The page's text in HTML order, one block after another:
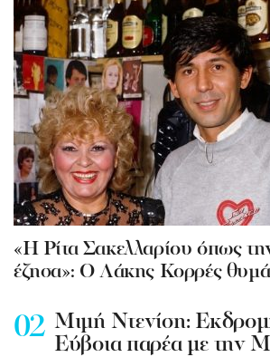
«Η Ρίτα Σακελλαρίου όπως
έζησα»: Ο Λάκης Κορρές
Mιμή Ντενίση:
Εύβοια παρέα με την